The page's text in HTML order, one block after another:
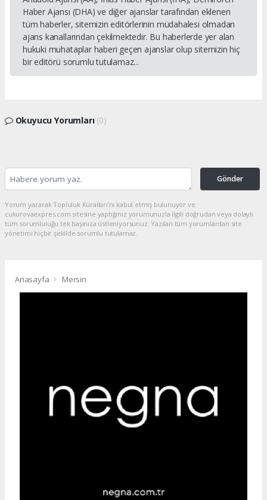
Haber Ajansı (DHA) ve diğer ajanslar tarafından eklenen
tüm haberler, sitemizin editörlerinin müdahalesi olmadan
ajans kanallarından çekilmektedir. Bu haberlerde yer alan
hukuki muhataplar haberi geçen ajanslar olup sitemizin hiç
bir editörü sorumlu tutulamaz...
Okuyucu Yorumları (0)
Gönder
Yorum yazarak Topluluk Kuralları’nı kabul etmiş bulunuyor ve
cukurovaexpres.com sitesine yaptığınız yorumunuzla ilgili doğrudan veya dolaylı
tüm sorumluluğu tek başınıza üstleniyorsunuz. Yazılan tüm yorumlardan site
yönetimi hiçbir şekilde sorumlu tutulamaz.
Anasayfa Mersin